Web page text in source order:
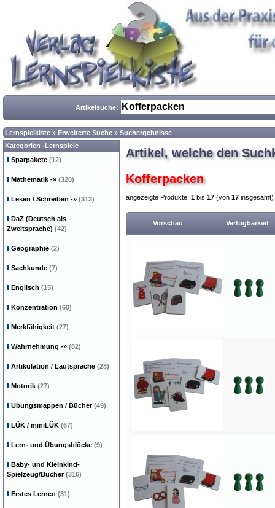
Artikelsuche:
Lernspielkiste » Erweiterte Suche » Suchergebnisse
Artikel, welche den
Kofferpacken
angezeigte Produkte: 1 bis 17 (von 17 insgesamt)
Vorschau Verfügbarkeit
Kategorien -Lernspiele
Sparpakete (12)
Mathematik -» (320)
Lesen / Schreiben -» (313)
DaZ (Deutsch als
Zweitsprache) (42)
Geographie (2)
Sachkunde (7)
Englisch (15)
Konzentration (60)
Merkfähigkeit (27)
Wahrnehmung -» (82)
Artikulation / Lautsprache (28)
Motorik (27)
Übungsmappen / Bücher(49)
LÜK / miniLÜK (67)
Lern- und Übungsblöcke (9)
Baby- und Kleinkind-
Spielzeug/Bücher(316)
Erstes Lernen (31)